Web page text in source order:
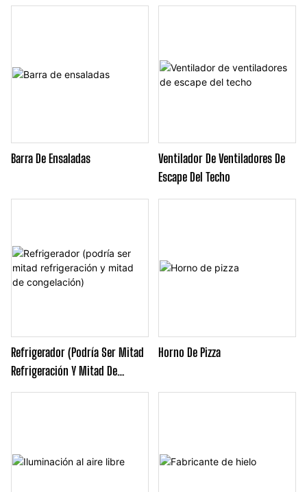
Barra De Ensaladas
Ventilador De Ventiladores De
Escape Del Techo
Refrigerador (podría Ser Mitad
Refrigeración Y Mitad De
Congelación)
Horno De Pizza